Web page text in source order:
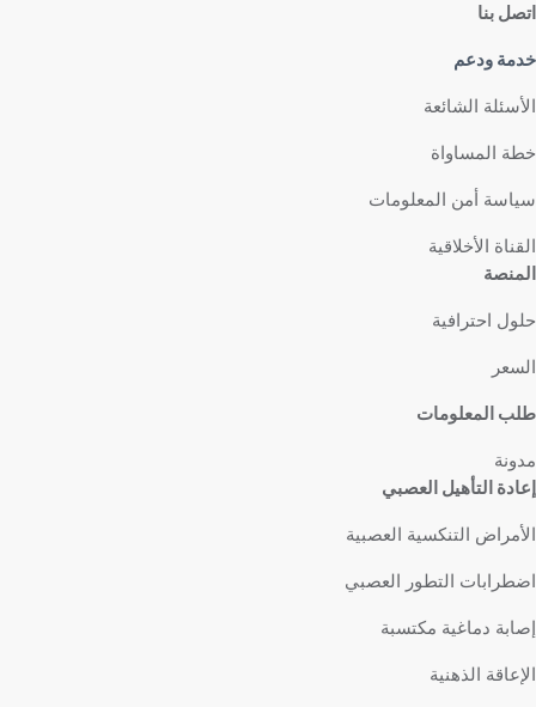
اتصل بنا
خدمة ودعم
الأسئلة الشائعة
خطة المساواة
سياسة أمن المعلومات
القناة الأخلاقية
المنصة
حلول احترافية
السعر
طلب المعلومات
مدونة
إعادة التأهيل العصبي
الأمراض التنكسية العصبية
اضطرابات التطور العصبي
إصابة دماغية مكتسبة
الإعاقة الذهنية